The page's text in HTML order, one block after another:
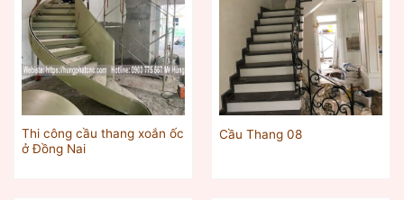
Thi công cầu thang xoắn ốc
ở Đồng Nai
Cầu Thang 08